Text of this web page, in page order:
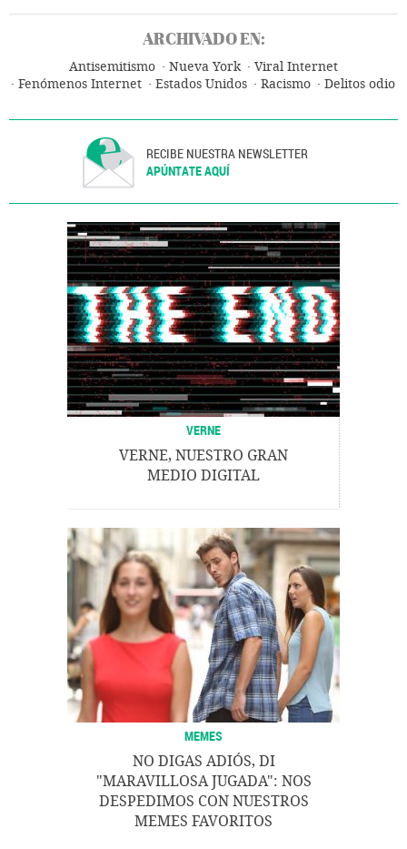
ARCHIVADO EN:
Antisemitismo Nueva York
Viral Internet
Fenómenos Internet
Estados Unidos Racismo Delitos odio
RECIBE NUESTRA NEWSLETTER
APÚNTATE AQUÍ
VERNE
VERNE, NUESTRO GRAN
MEDIO DIGITAL
MEMES
NO DIGAS ADIÓS, DI
"MARAVILLOSA JUGADA": NOS
DESPEDIMOS CON NUESTROS
MEMES FAVORITOS